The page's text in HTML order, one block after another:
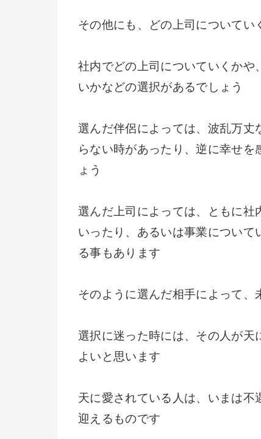
その他にも、どの上司についてい
社内でどの上司についていくかや
いかなどの選択があるでしょう
選んだ伴侶によっては、波乱万
らない時があったり、逆に幸せ
ょう
選んだ上司によっては、ともに
いったり、あるいは事業につい
る事もあります
そのように選んだ相手によって
選択に迷った時には、その人が天
よいと思います
天に愛されている人は、いまは
迎えるものです